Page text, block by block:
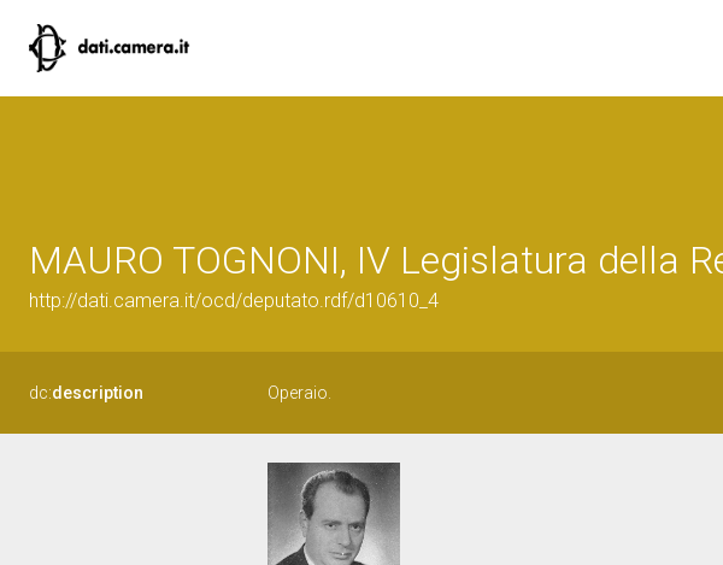
MAURO TOGNONI, IV Legislatura della
http://dati.camera.it/ocd/deputato.rdf/d10610_4
dc:description Operaio.